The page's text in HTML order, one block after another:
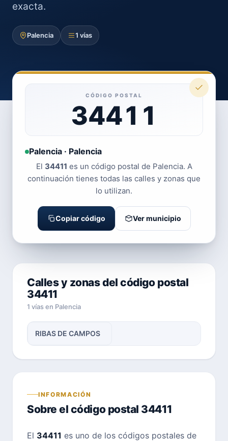
exacta.
Palencia 1 vías
CÓDIGO POSTAL
34411
Palencia · Palencia
El 34411 es un código postal de Palencia. A
continuación tienes todas las calles y zonas que
lo utilizan.
Copiar código Ver municipio
Calles y zonas del código postal
34411
1 vías en Palencia
RIBAS DE CAMPOS
INFORMACIÓN
Sobre el código postal 34411
El 34411 es uno de los códigos postales de